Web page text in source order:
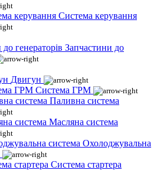
Система керування
Запчастини до
Двигун
Система ГРМ
Паливна система
Масляна система
Охолоджувальна
Система стартера